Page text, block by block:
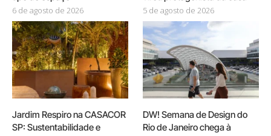
6 de agosto de 2026 5 de agosto de 2026
Jardim Respiro na CASACOR
SP: Sustentabilidade e
DW! Semana de Design do
Rio de Janeiro chega à